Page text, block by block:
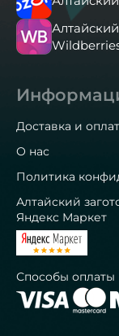
Доставка и
О нас
Политика
Алтайский
Яндекс Маркет
Способы оплаты